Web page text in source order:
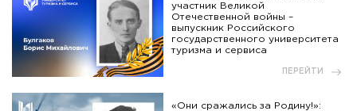
участник Великой
Отечественной войны –
выпускник Российского
государственного университета
туризма и сервиса
ПЕРЕЙТИ
«Они сражались за Родину!»: